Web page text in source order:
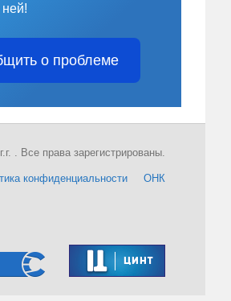
о проблеме
конфиденциальности ОНК
. Все права зарегистрированы.